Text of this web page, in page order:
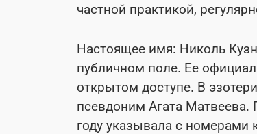
частной практикой,
Настоящее имя: Николь
публичном поле. Ее
открытом доступе. В
псевдоним Агата
году указывала с номерами